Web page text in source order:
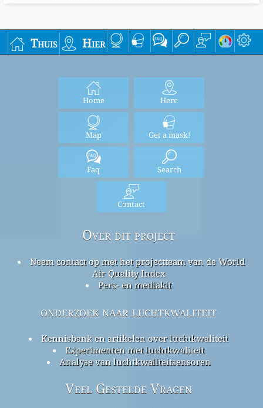
Thuis Hier
Home Here
Map Get a mask!
Faq Search
Contact
Over dit project
Neem contact op met het projectteam van de World
Air Quality Index
Pers- en mediakit
onderzoek naar luchtkwaliteit
Kennisbank en artikelen over luchtkwaliteit
Experimenten met luchtkwaliteit
Analyse van luchtkwaliteitsensoren
Veel Gestelde Vragen